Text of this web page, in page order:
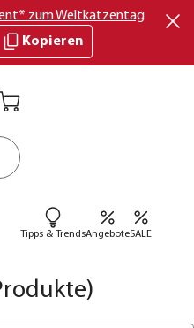
zum Weltkatzentag
Kopieren
Tipps & TrendsAngeboteSALE